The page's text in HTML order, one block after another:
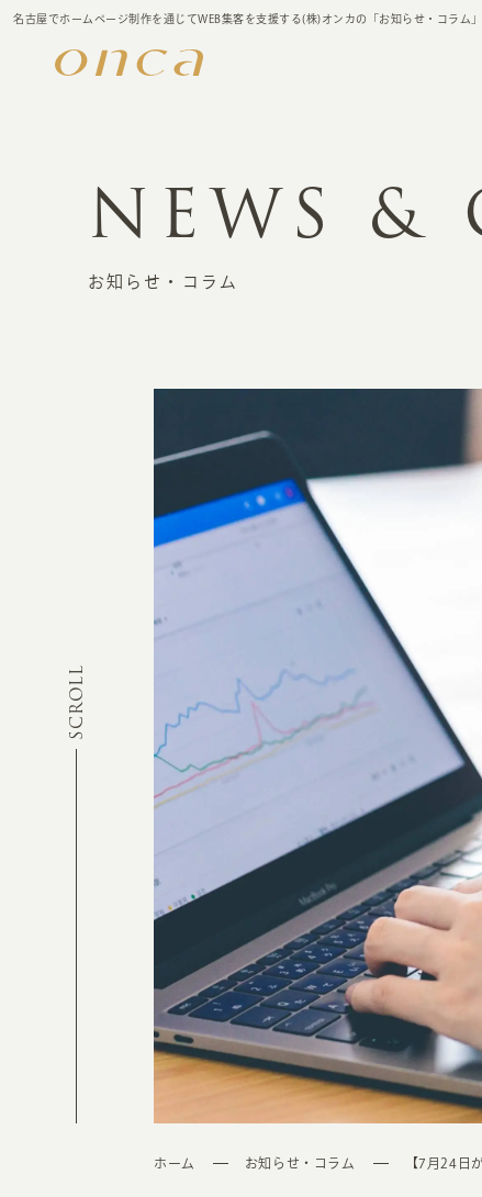
名古屋でホームページ制作を通じてWEB集客を支援する(株)オンカの「お知らせ・コラム
NEWS &
お知らせ・コラム
SCROLL
ホーム お知らせ・コラム 【7月24日